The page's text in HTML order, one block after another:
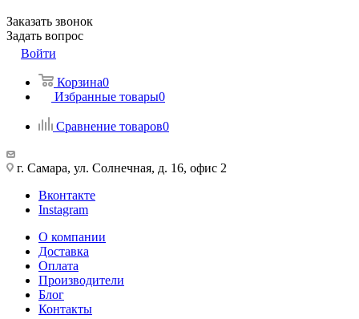
Заказать звонок
Задать вопрос
Войти
Корзина0
Избранные товары0
Сравнение товаров0
г. Самара, ул. Солнечная, д. 16, офис 2
Вконтакте
Instagram
О компании
Доставка
Оплата
Производители
Блог
Контакты